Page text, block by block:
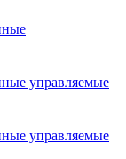
управляемые
управляемые